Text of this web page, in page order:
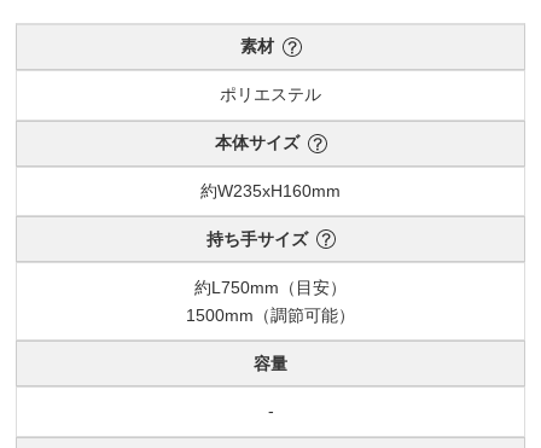
素材
ポリエステル
本体サイズ
約W235xH160mm
持ち手サイズ
約L750mm（目安）
1500mm（調節可能）
容量
-